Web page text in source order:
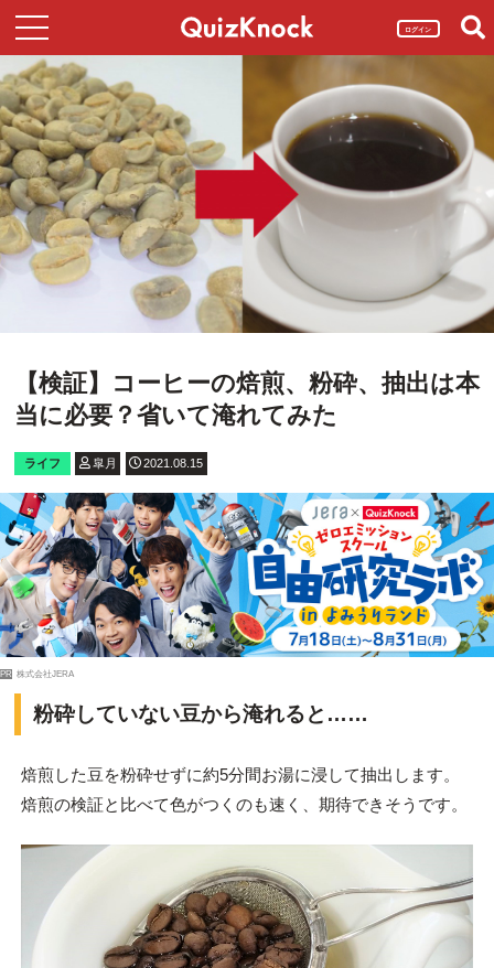
ログイン
【検証】コーヒーの焙煎、粉砕、抽出は本
当に必要？省いて淹れてみた
ライフ 皐月 2021.08.15
PR 株式会社JERA
粉砕していない豆から淹れると……
焙煎した豆を粉砕せずに約5分間お湯に浸して抽出します。
焙煎の検証と比べて色がつくのも速く、期待できそうです。